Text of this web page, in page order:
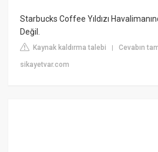
Starbucks Coffee Yıldızı
Değil.
Kaynak kaldırma talebi |Cevabın
sikayetvar.com